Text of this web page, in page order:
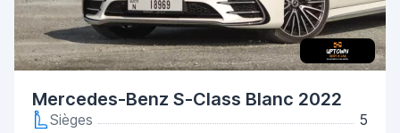
Mercedes-Benz S-Class Blanc 2022
Sièges
5